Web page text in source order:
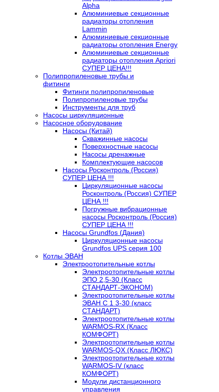
Alpha
Алюминиевые секционные
радиаторы отопления
Lammin
Алюминиевые секционные
радиаторы отопления Energy
Алюминиевые секционные
радиаторы отопления Apriori
СУПЕР ЦЕНА!!!
Полипропиленовые трубы и
фитинги
Фитинги полипропиленовые
Полипропиленовые трубы
Инструменты для труб
Насосы циркуляционные
Насосное оборудование
Насосы (Китай)
Скважинные насосы
Поверхностные насосы
Насосы дренажные
Комплектующие насосов
Насосы Росконтроль (Россия)
СУПЕР ЦЕНА !!!
Циркуляционные насосы
Росконтроль (Россия) СУПЕР
ЦЕНА !!!
Погружные вибрационные
насосы Росконтроль (Россия)
СУПЕР ЦЕНА !!!
Насосы Grundfos (Дания)
Циркуляционные насосы
Grundfos UPS серия 100
Котлы ЭВАН
Электроотопительные котлы
Электроотопительные котлы
ЭПО 2,5-30 (Класс
СТАНДАРТ-ЭКОНОМ)
Электроотопительные котлы
ЭВАН С 1 3-30 (класс
СТАНДАРТ)
Электроотопительные котлы
WARMOS-RX (Класс
КОМФОРТ)
Электроотопительные котлы
WARMOS-QX (Класс ЛЮКС)
Электроотопительные котлы
WARMOS-IV (класс
КОМФОРТ)
Модули дистанционного
управления